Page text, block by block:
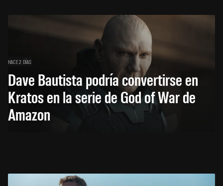
HACE 2 DÍAS
Dave Bautista podría convertirse en
Kratos en la serie de God of War de
Amazon